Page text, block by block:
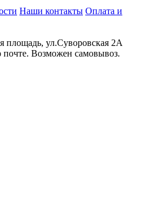
Наши контакты Оплата и
площадь, ул.Суворовская 2А
почте. Возможен самовывоз.